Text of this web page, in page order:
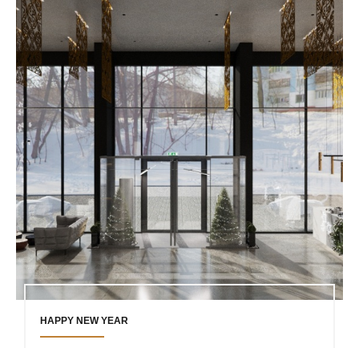
HAPPY NEW YEAR